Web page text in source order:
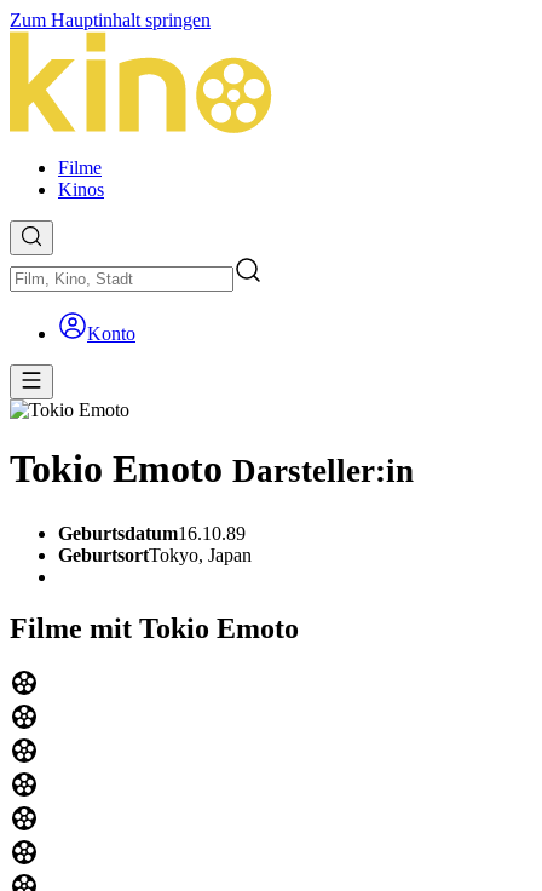
Zum Hauptinhalt springen
Filme
Kinos
Konto
Tokio Emoto Darsteller:in
Geburtsdatum16.10.89
GeburtsortTokyo, Japan
Filme mit Tokio Emoto